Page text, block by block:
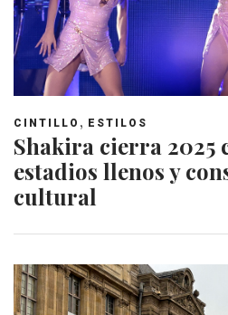
CINTILLO , ESTILOS
Shakira cierra 2025
estadios llenos y
cultural